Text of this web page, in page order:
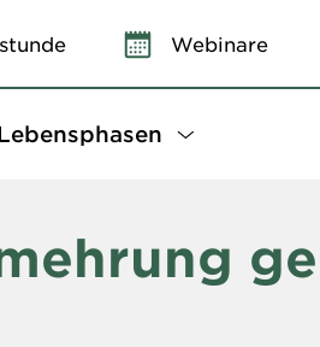
Webinare